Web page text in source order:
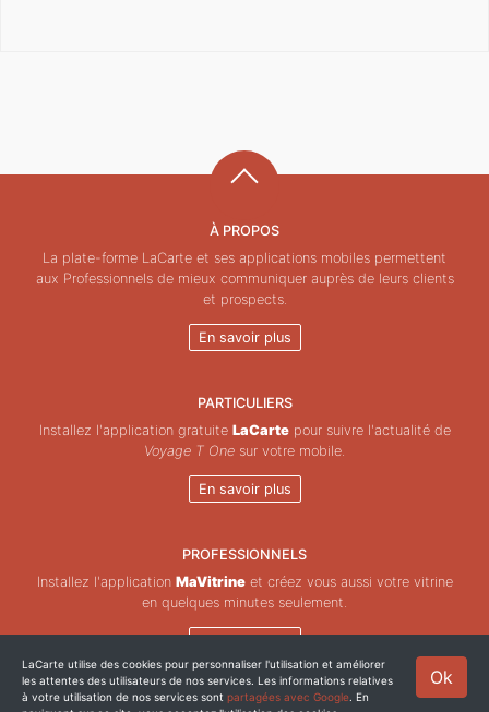
À PROPOS
La plate-forme LaCarte et ses applications mobiles permettent
aux Professionnels de mieux communiquer auprès de leurs clients
et prospects.
En savoir plus
PARTICULIERS
Installez l'application gratuite LaCartepour suivre l'actualité de
Voyage T One sur votre mobile.
En savoir plus
PROFESSIONNELS
Installez l'application MaVitrineet créez vous aussi votre vitrine
en quelques minutes seulement.
En savoir plus
Copyright © ZeMAP 2026 - Tous droits réservés. Ok
LaCarte utilise des cookies pour personnaliser l'utilisation et améliorer
les attentes des utilisateurs de nos services. Les informations relatives
à votre utilisation de nos services sont partagées avec Google . En